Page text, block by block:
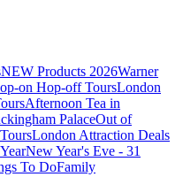
NEW Products 2026Warner
on Hop-off ToursLondon
Afternoon Tea in
PalaceOut of
London Attraction Deals
New Year's Eve - 31
To DoFamily